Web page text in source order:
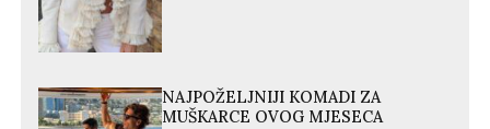
NAJPOŽELJNIJI KOMADI ZA
MUŠKARCE OVOG MJESECA